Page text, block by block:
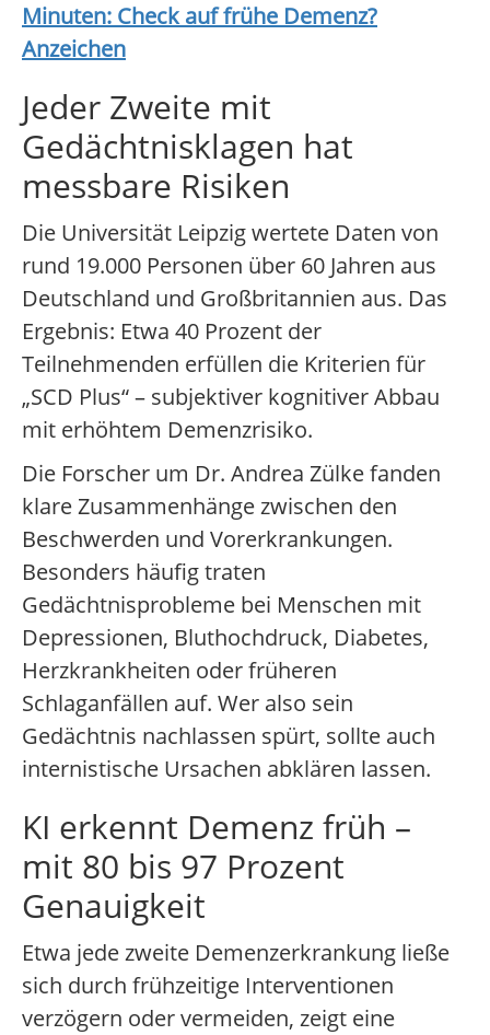
Minuten: Check auf frühe Demenz?
Anzeichen
Jeder Zweite mit
Gedächtnisklagen hat
messbare Risiken
Die Universität Leipzig wertete Daten von
rund 19.000 Personen über 60 Jahren aus
Deutschland und Großbritannien aus. Das
Ergebnis: Etwa 40 Prozent der
Teilnehmenden erfüllen die Kriterien für
„SCD Plus“ – subjektiver kognitiver Abbau
mit erhöhtem Demenzrisiko.
Die Forscher um Dr. Andrea Zülke fanden
klare Zusammenhänge zwischen den
Beschwerden und Vorerkrankungen.
Besonders häufig traten
Gedächtnisprobleme bei Menschen mit
Depressionen, Bluthochdruck, Diabetes,
Herzkrankheiten oder früheren
Schlaganfällen auf. Wer also sein
Gedächtnis nachlassen spürt, sollte auch
internistische Ursachen abklären lassen.
KI erkennt Demenz früh –
mit 80 bis 97 Prozent
Genauigkeit
Etwa jede zweite Demenzerkrankung ließe
sich durch frühzeitige Interventionen
verzögern oder vermeiden, zeigt eine